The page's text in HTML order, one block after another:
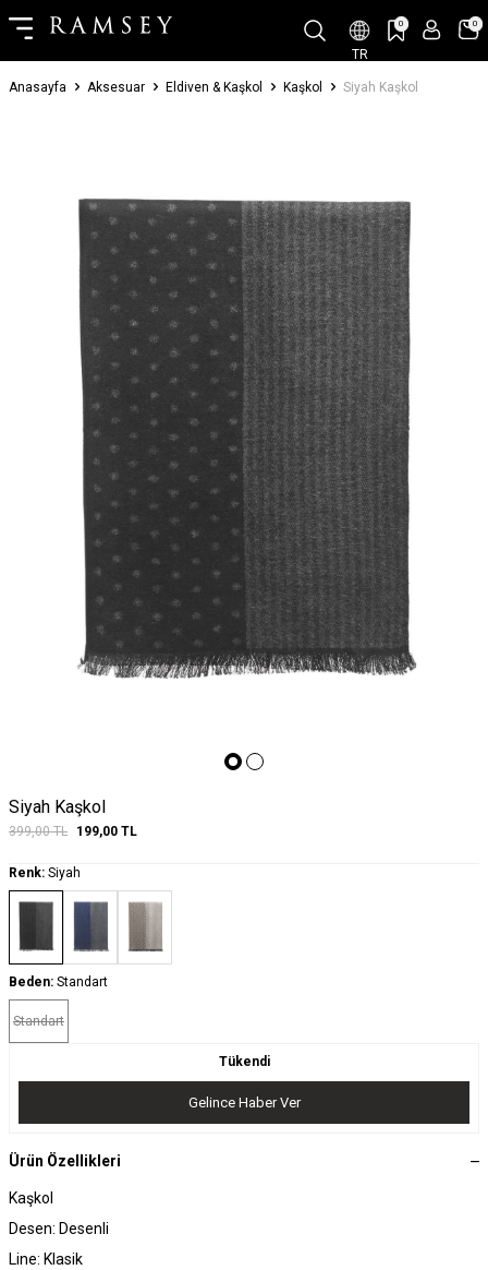
TR
0 0
Anasayfa Aksesuar Eldiven & Kaşkol Kaşkol Siyah Kaşkol
Siyah Kaşkol
399,00TL 199,00 TL
Renk: Siyah
Beden: Standart
Standart
Tükendi
Gelince Haber Ver
Ürün Özellikleri
Kaşkol
Desen: Desenli
Line: Klasik